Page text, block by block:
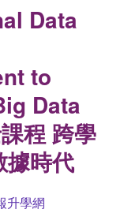
Data
to
Data
程 跨學
據時代
升學網